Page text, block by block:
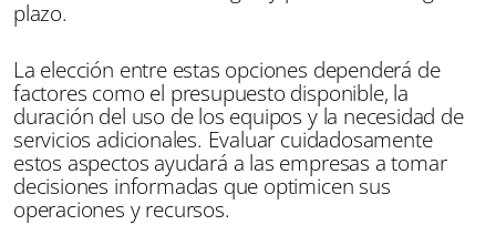
plazo.
La elección entre estas opciones dependerá de
factores como el presupuesto disponible, la
duración del uso de los equipos y la necesidad de
servicios adicionales. Evaluar cuidadosamente
estos aspectos ayudará a las empresas a tomar
decisiones informadas que optimicen sus
operaciones y recursos.